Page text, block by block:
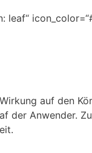
leaf“
auf den
der Anwender.